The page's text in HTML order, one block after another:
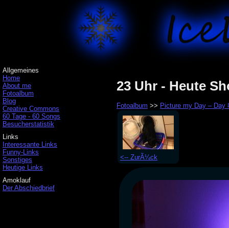
Allgemeines
Home
About me
Fotoalbum
Blog
Creative Commons
60 Tage - 60 Songs
Besucherstatistik
Links
Interessante Links
Funny-Links
Sonstiges
Heutige Links
Amoklauf
Der Abschiedbrief
23 Uhr - Heute
Fotoalbum >> Picture my Day – Day
<-- ZurÃ¼ck